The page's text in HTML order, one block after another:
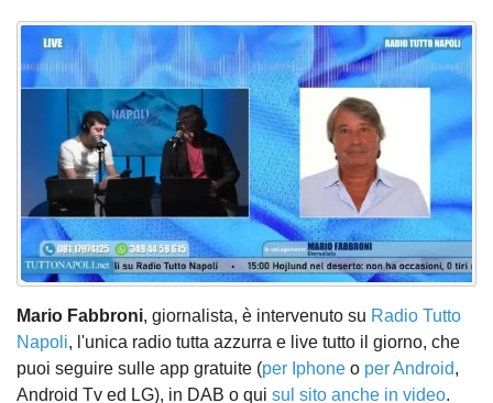
Mario Fabbroni, giornalista, è intervenuto su Radio Tutto
Napoli, l'unica radio tutta azzurra e live tutto il giorno, che
puoi seguire sulle app gratuite (per Iphone o per Android,
Android Tv ed LG), in DAB o qui sul sito anche in video.